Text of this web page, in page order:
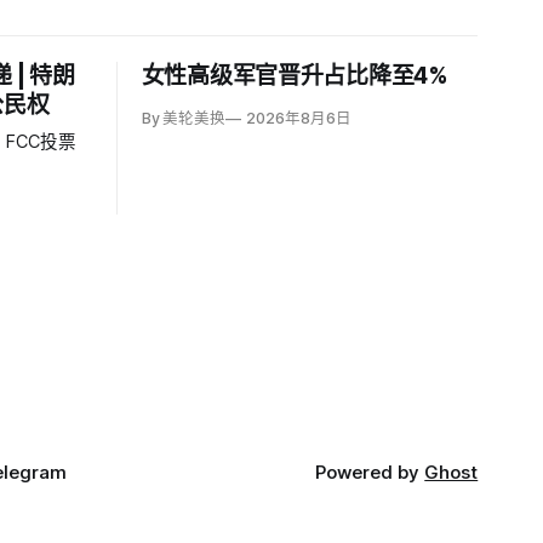
| 特朗
权
投票
女性高级军官晋升占比降至4%
By 美轮美换 2026年8月6日
Powered by Ghost